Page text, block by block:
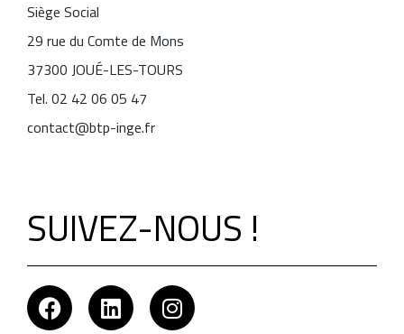
Siège Social
29 rue du Comte de Mons
37300 JOUÉ-LES-TOURS
Tel. 02 42 06 05 47
contact@btp-inge.fr
SUIVEZ-NOUS !